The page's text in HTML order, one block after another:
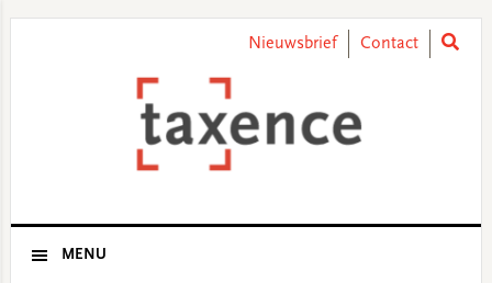
Nieuwsbrief Contact
MENU